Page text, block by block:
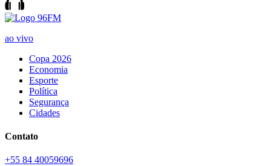
ao vivo
Copa 2026
Economia
Esporte
Política
Segurança
Cidades
Contato
+55 84 40059696